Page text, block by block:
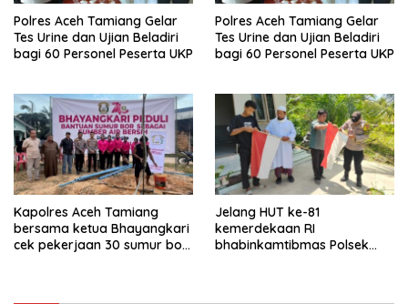
Polres Aceh Tamiang Gelar
Tes Urine dan Ujian Beladiri
bagi 60 Personel Peserta UKP
Polres Aceh Tamiang Gelar
Tes Urine dan Ujian Beladiri
bagi 60 Personel Peserta UKP
Kapolres Aceh Tamiang
bersama ketua Bhayangkari
cek pekerjaan 30 sumur bor
Jelang HUT ke-81
kemerdekaan RI
bhabinkamtibmas Polsek